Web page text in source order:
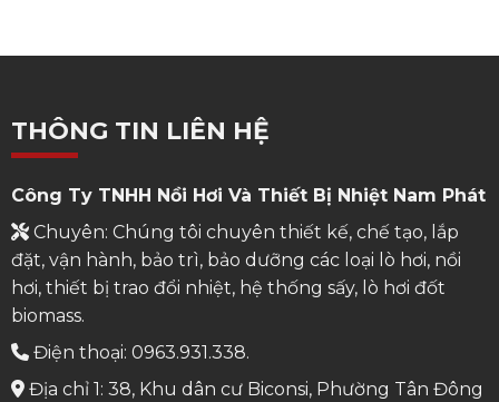
THÔNG TIN LIÊN HỆ
Công Ty TNHH Nồi Hơi Và Thiết Bị Nhiệt Nam Phát
Chuyên: Chúng tôi chuyên thiết kế, chế tạo, lắp
đặt, vận hành, bảo trì, bảo dưỡng các loại lò hơi, nồi
hơi, thiết bị trao đổi nhiệt, hệ thống sấy, lò hơi đốt
biomass.
Điện thoại: 0963.931.338.
Địa chỉ 1: 38, Khu dân cư Biconsi, Phường Tân Đông